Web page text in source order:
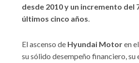
desde 2010 y un incremento del
últimos cinco años.
El ascenso de Hyundai Motoren
su sólido desempeño financiero,